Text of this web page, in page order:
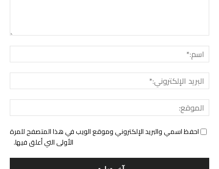
احفظ اسمي والبريد الإلكتروني وموقع الويب في هذا المتصفح للمرة
الأولى التي أعلق فيها.